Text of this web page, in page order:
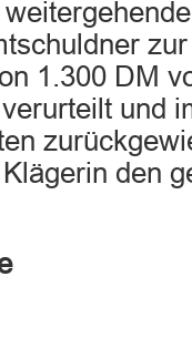
1.300 DM
und
den